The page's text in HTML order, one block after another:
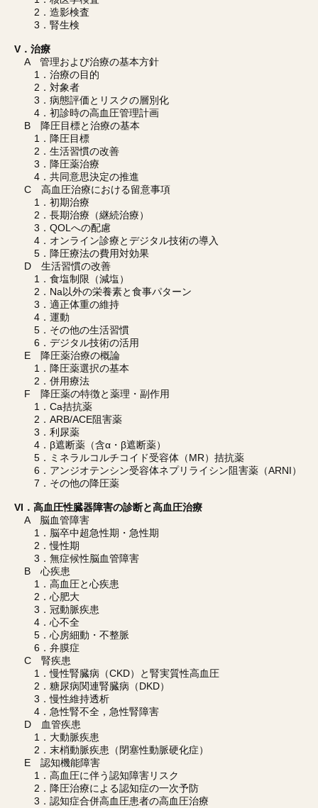
2．造影検査
3．腎生検
V．治療
A 管理および治療の基本方針
1．治療の目的
2．対象者
3．病態評価とリスクの層別化
4．初診時の高血圧管理計画
B 降圧目標と治療の基本
1．降圧目標
2．生活習慣の改善
3．降圧薬治療
4．共同意思決定の推進
C 高血圧治療における留意事項
1．初期治療
2．長期治療（継続治療）
3．QOLへの配慮
4．オンライン診療とデジタル技術の導入
5．降圧療法の費用対効果
D 生活習慣の改善
1．食塩制限（減塩）
2．Na以外の栄養素と食事パターン
3．適正体重の維持
4．運動
5．その他の生活習慣
6．デジタル技術の活用
E 降圧薬治療の概論
1．降圧薬選択の基本
2．併用療法
F 降圧薬の特徴と薬理・副作用
1．Ca拮抗薬
2．ARB/ACE阻害薬
3．利尿薬
4．β遮断薬（含α・β遮断薬）
5．ミネラルコルチコイド受容体（MR）拮抗薬
6．アンジオテンシン受容体ネプリライシン阻害薬（ARNI）
7．その他の降圧薬
VI．高血圧性臓器障害の診断と高血圧治療
A 脳血管障害
1．脳卒中超急性期・急性期
2．慢性期
3．無症候性脳血管障害
B 心疾患
1．高血圧と心疾患
2．心肥大
3．冠動脈疾患
4．心不全
5．心房細動・不整脈
6．弁膜症
C 腎疾患
1．慢性腎臓病（CKD）と腎実質性高血圧
2．糖尿病関連腎臓病（DKD）
3．慢性維持透析
4．急性腎不全，急性腎障害
D 血管疾患
1．大動脈疾患
2．末梢動脈疾患（閉塞性動脈硬化症）
E 認知機能障害
1．高血圧に伴う認知障害リスク
2．降圧治療による認知症の一次予防
3．認知症合併高血圧患者の高血圧治療